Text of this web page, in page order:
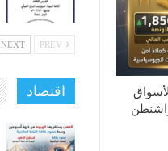
NEXT
اقتصاد